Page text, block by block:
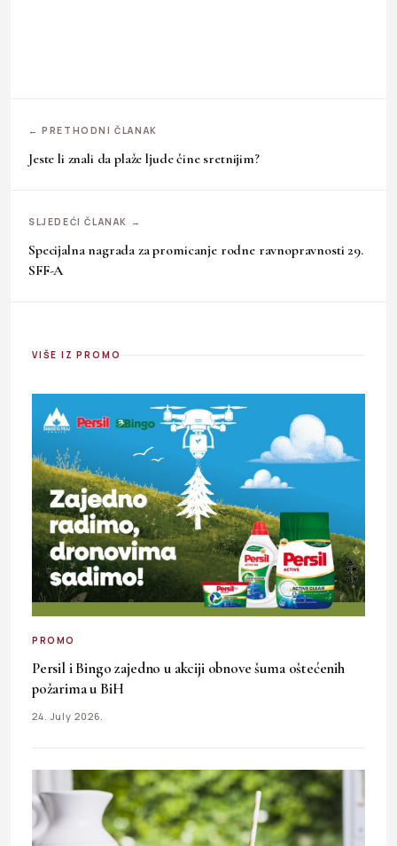
← PRETHODNI ČLANAK
Jeste li znali da plaže ljude čine sretnijim?
SLJEDEĆI ČLANAK →
Specijalna nagrada za promicanje rodne ravnopravnosti 29.
SFF-A
VIŠE IZ PROMO
PROMO
Persil i Bingo zajedno u akciji obnove šuma oštećenih
požarima u BiH
24. July 2026.